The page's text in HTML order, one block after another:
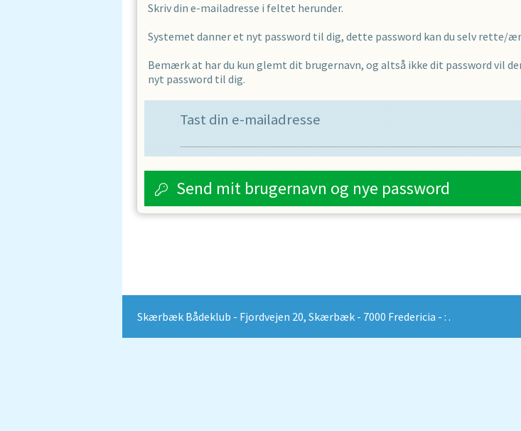
Skriv din e-mailadresse i feltet herunder.
Systemet danner et nyt password til dig, dette password kan du selv rette/
Bemærk at har du kun glemt dit brugernavn, og altså ikke dit password vil
nyt password til dig.
Tast din e-mailadresse
Send mit brugernavn og nye password
Skærbæk Bådeklub - Fjordvejen 20, Skærbæk - 7000 Fredericia - : .